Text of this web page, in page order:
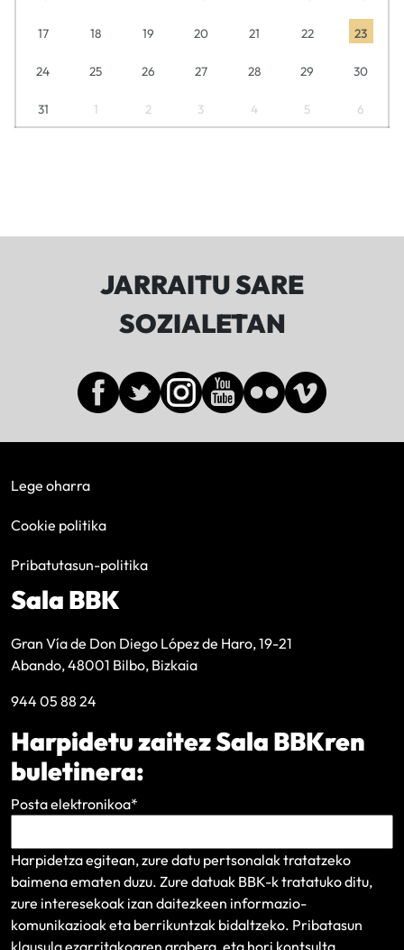
17 18 19 20 21 22 23
24 25 26 27 28 29 30
31 1 2 3 4 5 6
JARRAITU SARE
SOZIALETAN
Lege oharra
Cookie politika
Pribatutasun-politika
Sala BBK
Gran Vía de Don Diego López de Haro, 19-21
Abando, 48001 Bilbo, Bizkaia
944 05 88 24
Harpidetu zaitez Sala BBKren
buletinera:
Posta elektronikoa*
Harpidetza egitean, zure datu pertsonalak tratatzeko
baimena ematen duzu. Zure datuak BBK-k tratatuko ditu,
zure interesekoak izan daitezkeen informazio-
komunikazioak eta berrikuntzak bidaltzeko. Pribatasun
klausulaezarritakoaren arabera, eta hori kontsulta